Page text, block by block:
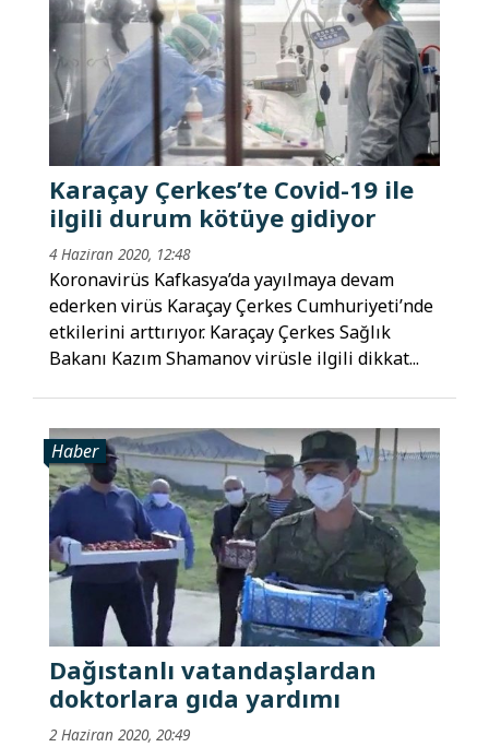
Karaçay Çerkes’te Covid-19 ile
ilgili durum kötüye gidiyor
4 Haziran 2020, 12:48
Koronavirüs Kafkasya’da yayılmaya devam
ederken virüs Karaçay Çerkes Cumhuriyeti’nde
etkilerini arttırıyor. Karaçay Çerkes Sağlık
Bakanı Kazım Shamanov virüsle ilgili dikkat...
Haber
Dağıstanlı vatandaşlardan
doktorlara gıda yardımı
2 Haziran 2020, 20:49